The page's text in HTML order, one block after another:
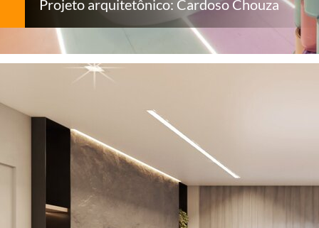
Projeto arquitetônico: Cardoso Chouza